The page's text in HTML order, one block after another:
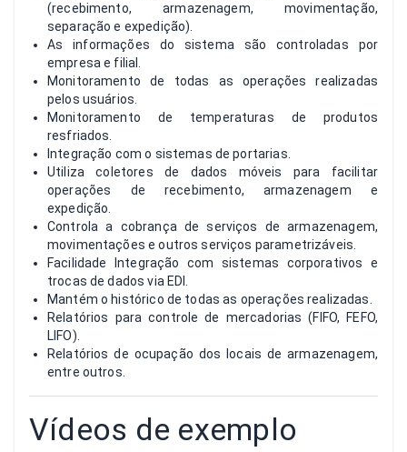
(recebimento, armazenagem, movimentação,
separação e expedição).
As informações do sistema são controladas por
empresa e filial.
Monitoramento de todas as operações realizadas
pelos usuários.
Monitoramento de temperaturas de produtos
resfriados.
Integração com o sistemas de portarias.
Utiliza coletores de dados móveis para facilitar
operações de recebimento, armazenagem e
expedição.
Controla a cobrança de serviços de armazenagem,
movimentações e outros serviços parametrizáveis.
Facilidade Integração com sistemas corporativos e
trocas de dados via EDI.
Mantém o histórico de todas as operações realizadas.
Relatórios para controle de mercadorias (FIFO, FEFO,
LIFO).
Relatórios de ocupação dos locais de armazenagem,
entre outros.
Vídeos de exemplo